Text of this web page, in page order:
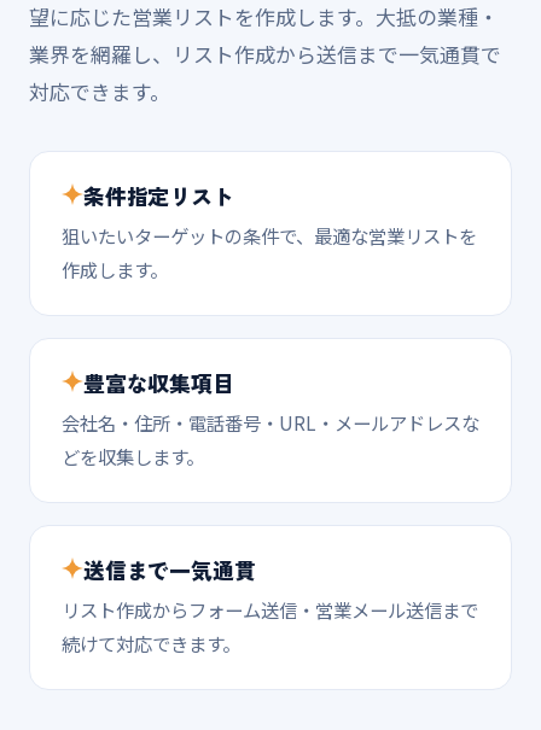
望に応じた営業リストを作成します。大抵の業種・
業界を網羅し、リスト作成から送信まで一気通貫で
対応できます。
条件指定リスト
狙いたいターゲットの条件で、最適な営業リストを
作成します。
豊富な収集項目
会社名・住所・電話番号・URL・メールアドレスな
どを収集します。
送信まで一気通貫
リスト作成からフォーム送信・営業メール送信まで
続けて対応できます。